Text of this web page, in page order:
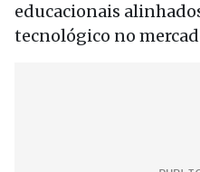
educacionais
tecnológico no